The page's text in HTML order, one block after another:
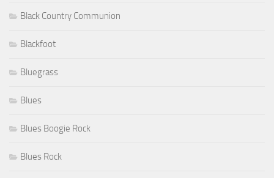
Black Country Communion
Blackfoot
Bluegrass
Blues
Blues Boogie Rock
Blues Rock